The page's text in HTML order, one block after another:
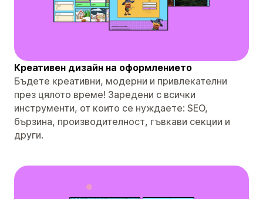
Креативен дизайн на оформлението
Бъдете креативни, модерни и привлекателни
през цялото време! Заредени с всички
инструменти, от които се нуждаете: SEO,
бързина, производителност, гъвкави секции и
други.